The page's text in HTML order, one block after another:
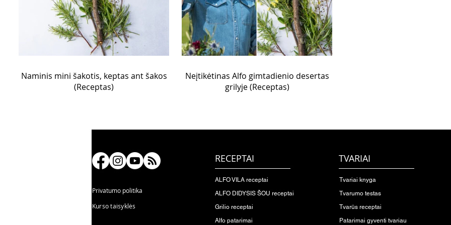
Naminis mini šakotis, keptas ant šakos
(Receptas)
Neįtikėtinas Alfo gimtadienio desertas
grilyje (Receptas)
Privatumo politika
Kurso taisyklės
RECEPTAI
ALFO VILA receptai
ALFO DIDYSIS ŠOU receptai
Grilio receptai
Alfo patarimai
TVARIAI
Tvariai knyga
Tvarumo testas
Tvarūs receptai
Patarimai gyventi tvariau